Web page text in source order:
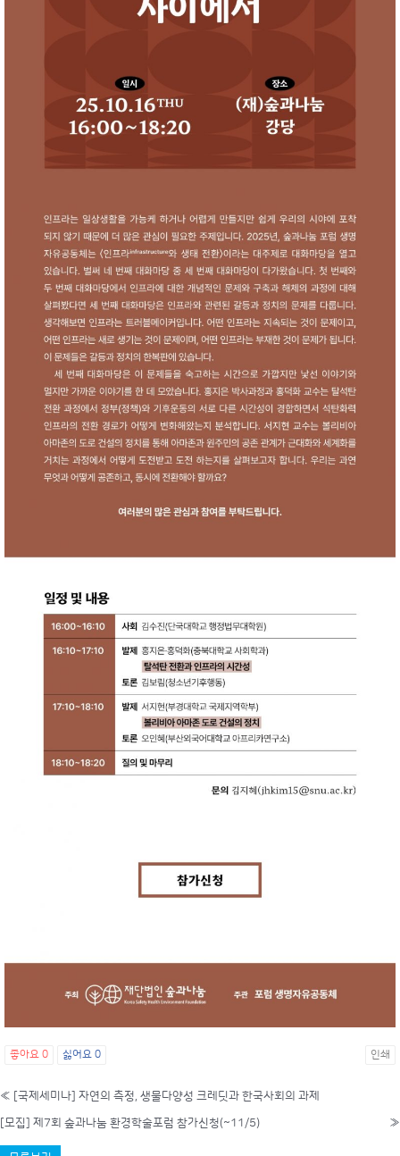
좋아요 0 싫어요 0 인쇄
« [국제세미나] 자연의 측정, 생물다양성 크레딧과 한국사회의 과제
[모집] 제7회 숲과나눔 환경학술포럼 참가신청(~11/5) »